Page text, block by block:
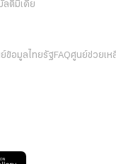
ลติมีเดีย
ข้อมูลไทยรัฐFAQศูนย์ช่วยเห